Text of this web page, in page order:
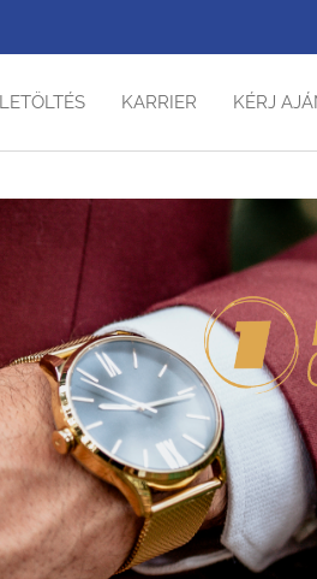
LETÖLTÉS KARRIER KÉRJ